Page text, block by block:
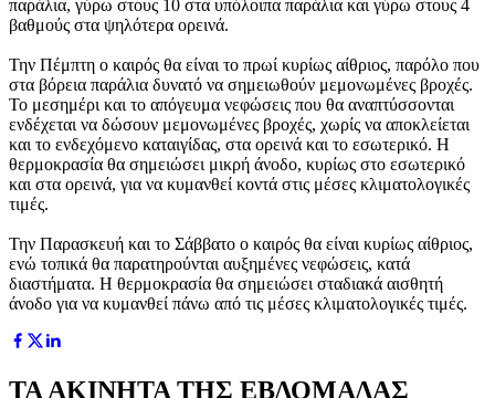
παράλια, γύρω στους 10 στα υπόλοιπα παράλια και γύρω στους 4
βαθμούς στα ψηλότερα ορεινά.
Την Πέμπτη ο καιρός θα είναι το πρωί κυρίως αίθριος, παρόλο που
στα βόρεια παράλια δυνατό να σημειωθούν μεμονωμένες βροχές.
Το μεσημέρι και το απόγευμα νεφώσεις που θα αναπτύσσονται
ενδέχεται να δώσουν μεμονωμένες βροχές, χωρίς να αποκλείεται
και το ενδεχόμενο καταιγίδας, στα ορεινά και το εσωτερικό. Η
θερμοκρασία θα σημειώσει μικρή άνοδο, κυρίως στο εσωτερικό
και στα ορεινά, για να κυμανθεί κοντά στις μέσες κλιματολογικές
τιμές.
Την Παρασκευή και το Σάββατο ο καιρός θα είναι κυρίως αίθριος,
ενώ τοπικά θα παρατηρούνται αυξημένες νεφώσεις, κατά
διαστήματα. Η θερμοκρασία θα σημειώσει σταδιακά αισθητή
άνοδο για να κυμανθεί πάνω από τις μέσες κλιματολογικές τιμές.
ΤΑ ΑΚΙΝΗΤΑ ΤΗΣ ΕΒΔΟΜΑΔΑΣ